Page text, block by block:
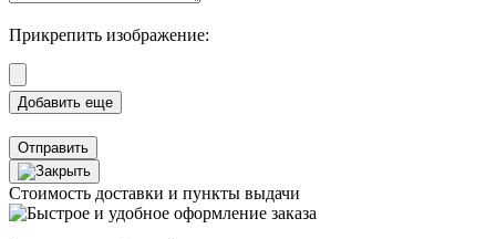
Прикрепить изображение:
Отправить
Стоимость доставки и пункты выдачи